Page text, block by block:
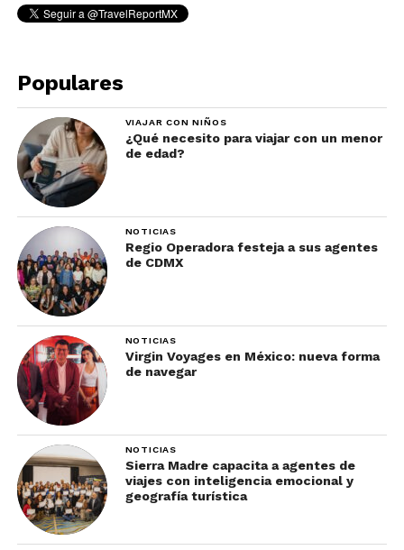
Populares
VIAJAR CON NIÑOS
¿Qué necesito para viajar con un menor
de edad?
NOTICIAS
Regio Operadora festeja a sus agentes
de CDMX
NOTICIAS
Virgin Voyages en México: nueva forma
de navegar
NOTICIAS
Sierra Madre capacita a agentes de
viajes con inteligencia emocional y
geografía turística